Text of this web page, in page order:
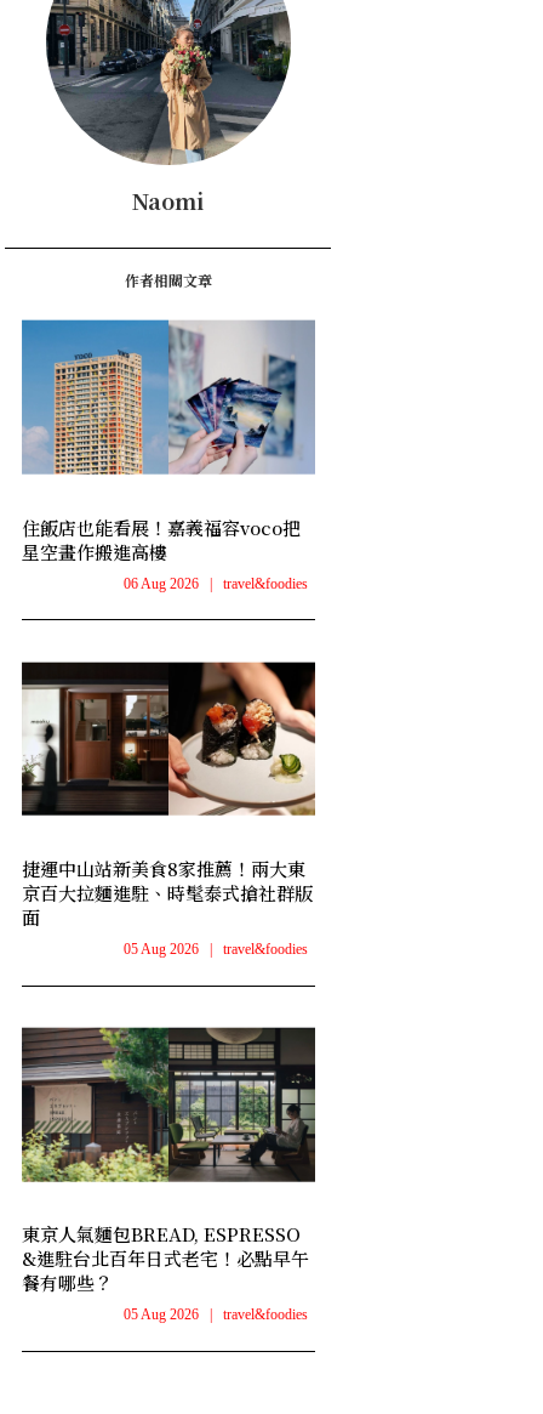
Naomi
作者相關文章
住飯店也能看展！嘉義福容voco把
星空畫作搬進高樓
06 Aug 2026 | travel&foodies
捷運中山站新美食8家推薦！兩大東
京百大拉麵進駐、時髦泰式搶社群版
面
05 Aug 2026 travel&foodies
東京人氣麵包BREAD, ESPRESSO
&進駐台北百年日式老宅！必點早午
餐有哪些？
05 Aug 2026 travel&foodies